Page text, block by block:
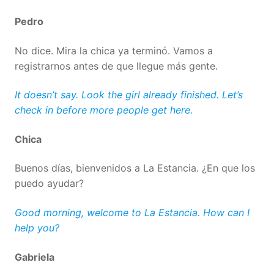
Pedro
No dice. Mira la chica ya terminó. Vamos a
registrarnos antes de que llegue más gente.
It doesn’t say. Look the girl already finished. Let’s
check in before more people get here.
Chica
Buenos días, bienvenidos a La Estancia. ¿En que los
puedo ayudar?
Good morning, welcome to La Estancia. How can I
help you?
Gabriela